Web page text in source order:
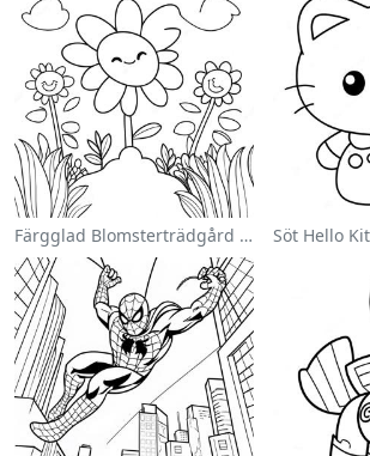
Färgglad Blomsterträdgård Målarbild